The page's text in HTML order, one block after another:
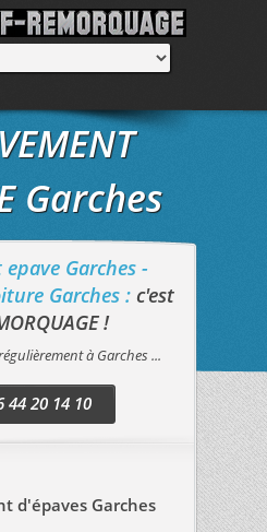
Garches
Garches -
Garches : c'est
!
à Garches ...
20 14 10
d'épaves Garches